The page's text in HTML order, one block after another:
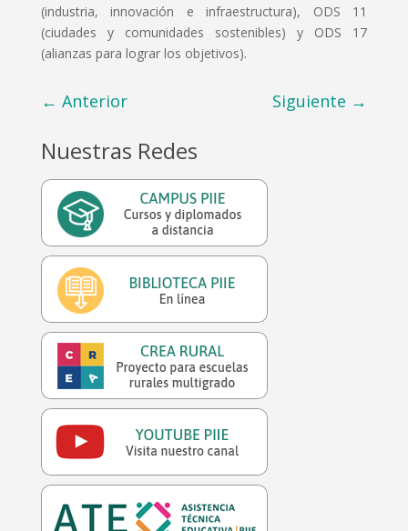
(industria, innovación e infraestructura), ODS 11
(ciudades y comunidades sostenibles) y ODS 17
(alianzas para lograr los objetivos).
← Anterior Siguiente →
Nuestras Redes